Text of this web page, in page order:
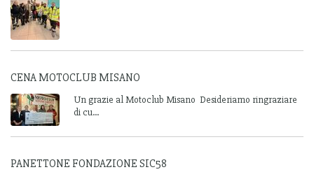
CENA MOTOCLUB MISANO
Un grazie al Motoclub Misano Desideriamo ringraziare
di cu...
PANETTONE FONDAZIONE SIC58